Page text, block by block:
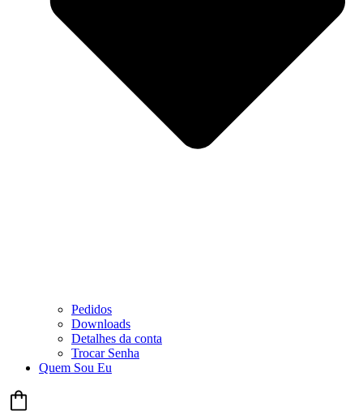
Pedidos
Downloads
Detalhes da conta
Trocar Senha
Quem Sou Eu